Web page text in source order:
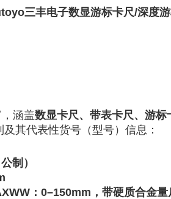
三丰电子数显游标卡尺/深度
涵盖数显卡尺、带表卡尺、游
及其代表性‌货号（型号）信息 ‌：
制）
：0–150mm，带硬质合金量